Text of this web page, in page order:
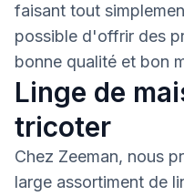
faisant tout
possible d'offrir des
bonne qualité et bon
Linge de
tricoter
Chez Zeeman, nous
large assortiment de